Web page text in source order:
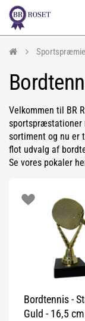
Velkommen til BR
sportspræstationer
sortiment og nu er
flot udvalg af
Se vores pokaler
Bordtennis -
Guld - 16,5 cm